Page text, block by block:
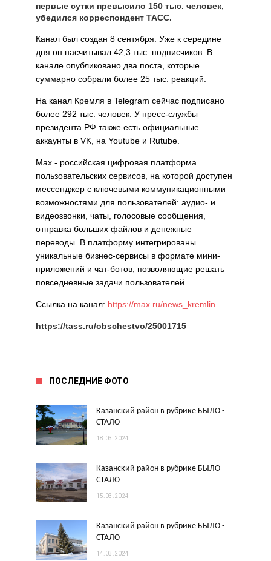
первые сутки превысило 150 тыс. человек,
убедился корреспондент ТАСС.
Канал был создан 8 сентября. Уже к середине
дня он насчитывал 42,3 тыс. подписчиков. В
канале опубликовано два поста, которые
суммарно собрали более 25 тыс. реакций.
На канал Кремля в Telegram сейчас подписано
более 292 тыс. человек. У пресс-службы
президента РФ также есть официальные
аккаунты в VK, на Youtube и Rutube.
Max - российская цифровая платформа
пользовательских сервисов, на которой доступен
мессенджер с ключевыми коммуникационными
возможностями для пользователей: аудио- и
видеозвонки, чаты, голосовые сообщения,
отправка больших файлов и денежные
переводы. В платформу интегрированы
уникальные бизнес-сервисы в формате мини-
приложений и чат-ботов, позволяющие решать
повседневные задачи пользователей.
Ссылка на канал: https://max.ru/news_kremlin
https://tass.ru/obschestvo/25001715
ПОСЛЕДНИЕ ФОТО
Казанский район в рубрике БЫЛО -
СТАЛО
18.03.2024
Казанский район в рубрике БЫЛО -
СТАЛО
15.03.2024
Казанский район в рубрике БЫЛО -
СТАЛО
14.03.2024